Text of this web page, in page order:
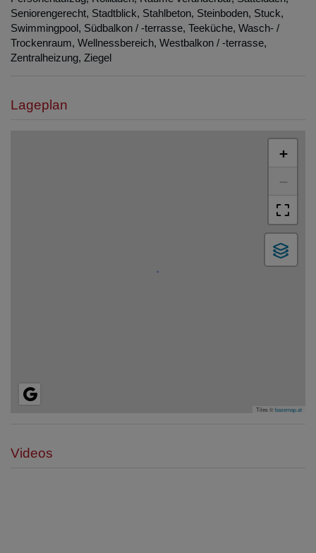
Seniorengerecht Stadtblick Stahlbeton Steinboden Stuck
Swimmingpool Südbalkon / -terrasse Teeküche Wasch- /
Trockenraum Wellnessbereich Westbalkon / -terrasse
Zentralheizung Ziegel
Lageplan
+
−
Tiles ©basemap.at
Videos